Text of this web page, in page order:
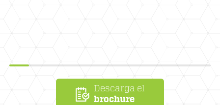
Descarga el
brochure